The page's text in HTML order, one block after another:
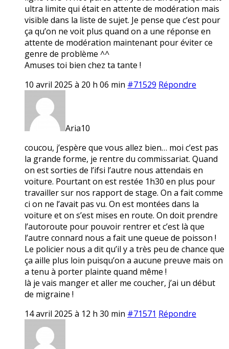
ultra limite qui était en attente de modération mais
visible dans la liste de sujet. Je pense que c’est pour
ça qu’on ne voit plus quand on a une réponse en
attente de modération maintenant pour éviter ce
genre de problème ^^
Amuses toi bien chez ta tante !
10 avril 2025 à 20 h 06 min #71529 Répondre
Aria10
coucou, j’espère que vous allez bien… moi c’est pas
la grande forme, je rentre du commissariat. Quand
on est sorties de l’ifsi l’autre nous attendais en
voiture. Pourtant on est restée 1h30 en plus pour
travailler sur nos rapport de stage. On a fait comme
ci on ne l’avait pas vu. On est montées dans la
voiture et on s’est mises en route. On doit prendre
l’autoroute pour pouvoir rentrer et c’est là que
l’autre connard nous a fait une queue de poisson !
Le policier nous a dit qu’il y a très peu de chance que
ça aille plus loin puisqu’on a aucune preuve mais on
a tenu à porter plainte quand même !
là je vais manger et aller me coucher, j’ai un début
de migraine !
14 avril 2025 à 12 h 30 min #71571 Répondre